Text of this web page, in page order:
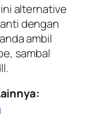
alternative
dengan
ambil
sambal